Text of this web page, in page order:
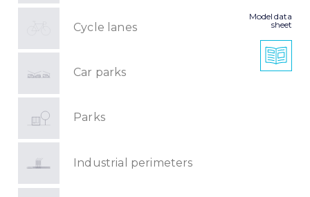
Cycle lanes
Car parks
Parks
Industrial perimeters
Model data
sheet